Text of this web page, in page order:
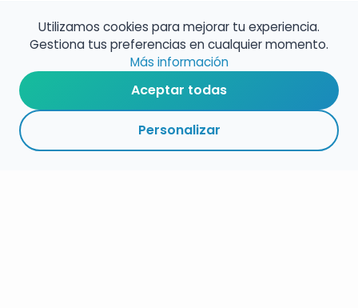
RESUMEN PLAZOS ESPECIALIDAD ENLACES SEGUIR
Utilizamos cookies para mejorar tu experiencia.
Gestiona tus preferencias en cualquier momento.
Más información
Aceptar todas
Personalizar